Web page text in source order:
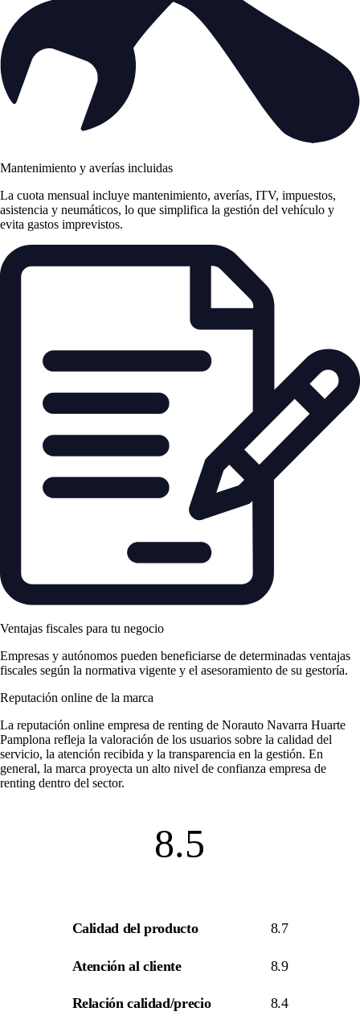
Mantenimiento y averías incluidas
La cuota mensual incluye mantenimiento, averías, ITV, impuestos,
asistencia y neumáticos, lo que simplifica la gestión del vehículo y
evita gastos imprevistos.
Ventajas fiscales para tu negocio
Empresas y autónomos pueden beneficiarse de determinadas ventajas
fiscales según la normativa vigente y el asesoramiento de su gestoría.
Reputación online de la marca
La reputación online empresa de renting de Norauto Navarra Huarte
Pamplona refleja la valoración de los usuarios sobre la calidad del
servicio, la atención recibida y la transparencia en la gestión. En
general, la marca proyecta un alto nivel de confianza empresa de
renting dentro del sector.
8.5
Calidad del producto 8.7
Atención al cliente 8.9
Relación calidad/precio 8.4